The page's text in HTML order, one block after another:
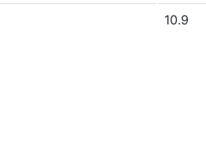
10.9